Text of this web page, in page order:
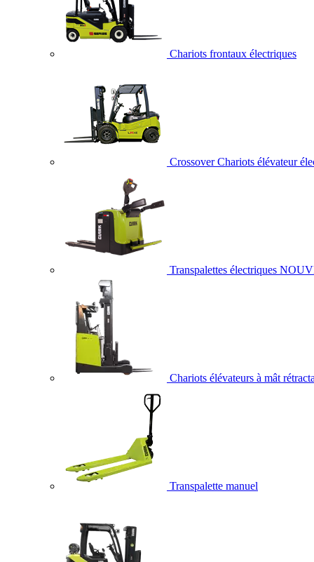
Chariots frontaux électriques
Crossover Chariots élévateur
Transpalettes électriques
Chariots élévateurs à mât
Transpalette manuel